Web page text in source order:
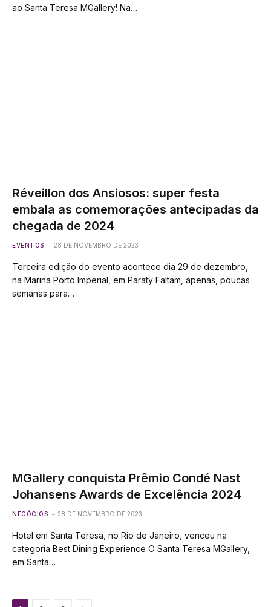
ao Santa Teresa MGallery! Na…
Réveillon dos Ansiosos: super festa
embala as comemorações antecipadas da
chegada de 2024
EVENTOS 28 DE NOVEMBRO DE 2023
Terceira edição do evento acontece dia 29 de dezembro,
na Marina Porto Imperial, em Paraty Faltam, apenas, poucas
semanas para…
MGallery conquista Prêmio Condé Nast
Johansens Awards de Excelência 2024
NEGÓCIOS 28 DE NOVEMBRO DE 2023
Hotel em Santa Teresa, no Rio de Janeiro, venceu na
categoria Best Dining Experience O Santa Teresa MGallery,
em Santa…